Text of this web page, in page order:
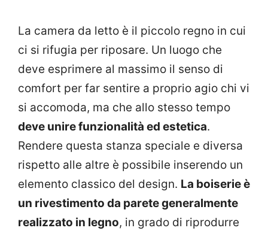
La camera da letto è il piccolo regno in cui
ci si rifugia per riposare. Un luogo che
deve esprimere al massimo il senso di
comfort per far sentire a proprio agio chi vi
si accomoda, ma che allo stesso tempo
deve unire funzionalità ed estetica.
Rendere questa stanza speciale e diversa
rispetto alle altre è possibile inserendo un
elemento classico del design. La boiserie è
un rivestimento da parete generalmente
realizzato in legno, in grado di riprodurre